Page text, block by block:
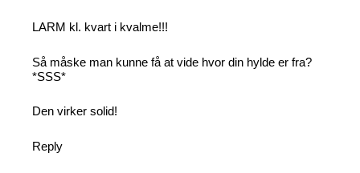
LARM kl. kvart i kvalme!!!
Så måske man kunne få at vide hvor din hylde er fra?
*SSS*
Den virker solid!
Reply